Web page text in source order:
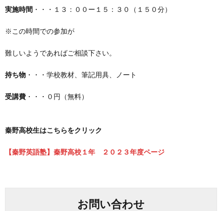
実施時間 ・・・１３：００ー１５：３０（１５０分）
※この時間での参加が
難しいようであればご相談下さい。
持ち物 ・・・学校教材、筆記用具、ノート
受講費 ・・・０円（無料）
秦野高校生はこちらをクリック
【秦野英語塾】秦野高校１年 ２０２３年度ページ
お問い合わせ